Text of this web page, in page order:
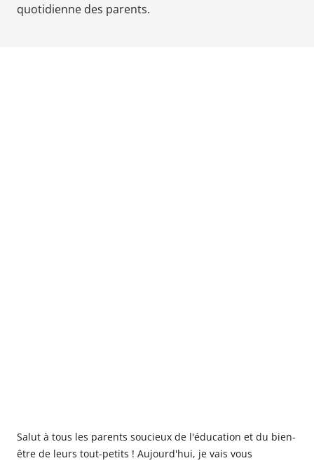
et
quotidienne des parents.
Salut à tous les parents soucieux de l'éducation et du bien-
être de leurs tout-petits ! Aujourd'hui, je vais vous